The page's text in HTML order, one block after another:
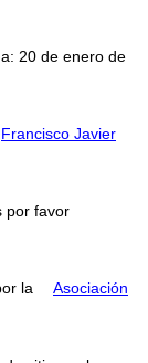
20 de enero de
Francisco Javier
por favor
la
Asociación